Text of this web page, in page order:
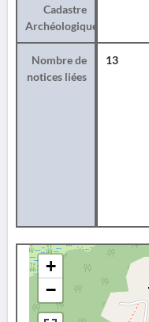
Cadastre
Archéologique
Nombre de
notices liées
13
+
−